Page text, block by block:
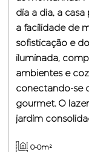
dia a dia, a
a facilidade de
sofisticação e
iluminada,
ambientes e
conectando-se
gourmet. O
jardim
0-0m²